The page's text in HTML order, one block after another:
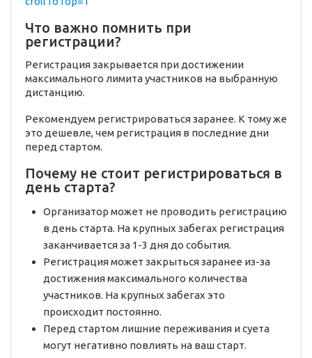
Что важно помнить при
регистрации?
Регистрация закрывается при достижении
максимального лимита участников на выбранную
дистанцию.
Рекомендуем регистрироваться заранее. К тому же
это дешевле, чем регистрация в последние дни
перед стартом.
Почему не стоит регистрироваться в
день старта?
Организатор может не проводить регистрацию
в день старта. На крупных забегах регистрация
заканчивается за 1-3 дня до события.
Регистрация может закрыться заранее из-за
достижения максимального количества
участников. На крупных забегах это
происходит постоянно.
Перед стартом лишние переживания и суета
могут негативно повлиять на ваш старт.